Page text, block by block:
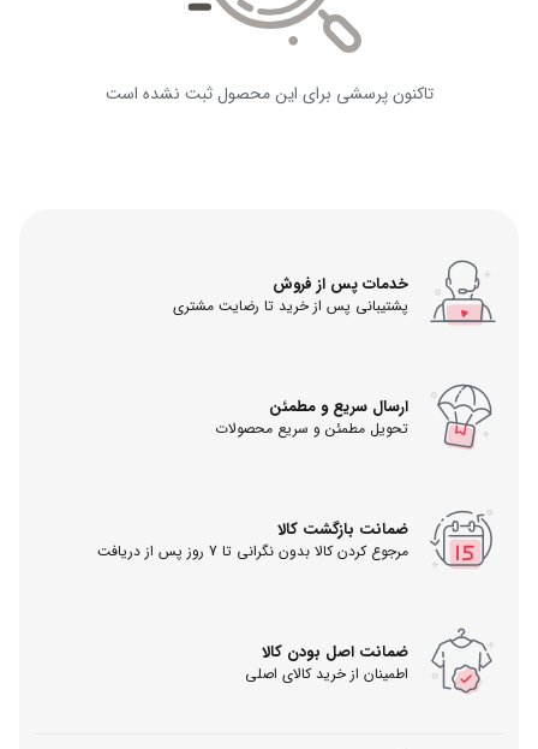
تاکنون پرسشی برای این محصول ثبت نشده است
خدمات پس از فروش
پشتیبانی پس از خرید تا رضایت مشتری
ارسال سریع و مطمئن
تحویل مطمئن و سریع محصولات
ضمانت بازگشت کالا
مرجوع کردن کالا بدون نگرانی تا 7 روز پس از دریافت
ضمانت اصل بودن کالا
اطمینان از خرید کالای اصلی